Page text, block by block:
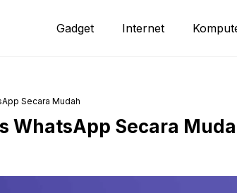
Gadget Internet
Secara Mudah
WhatsApp Secara